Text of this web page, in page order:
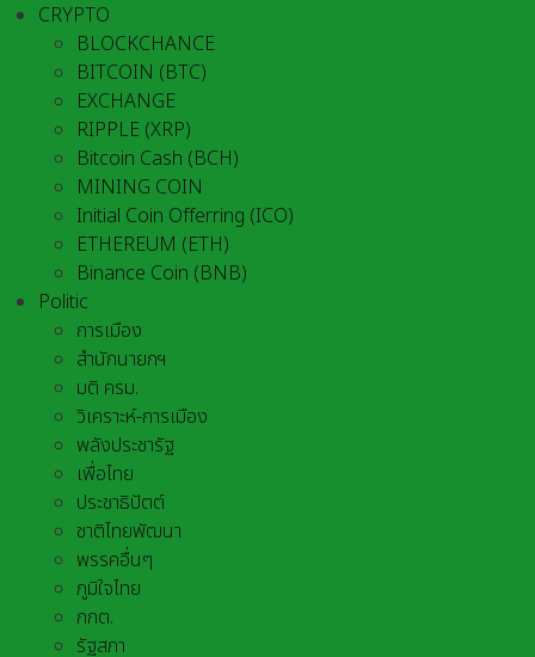
CRYPTO
BLOCKCHANCE
BITCOIN (BTC)
EXCHANGE
RIPPLE (XRP)
Bitcoin Cash (BCH)
MINING COIN
Initial Coin Offerring (ICO)
ETHEREUM (ETH)
Binance Coin (BNB)
Politic
การเมือง
สำนักนายกฯ
มติ ครม.
วิเคราะห์-การเมือง
พลังประชารัฐ
เพื่อไทย
ประชาธิปัตต์
ชาติไทยพัฒนา
พรรคอื่นๆ
ภูมิใจไทย
กกต.
รัฐสภา